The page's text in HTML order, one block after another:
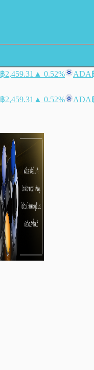
฿2,459.31 ▲ 0.52% ADA
฿2,459.31 ▲ 0.52% ADA